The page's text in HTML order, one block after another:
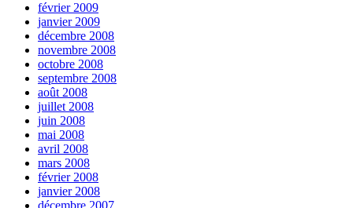
février 2009
janvier 2009
décembre 2008
novembre 2008
octobre 2008
septembre 2008
août 2008
juillet 2008
juin 2008
mai 2008
avril 2008
mars 2008
février 2008
janvier 2008